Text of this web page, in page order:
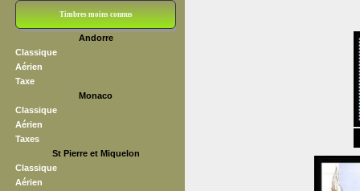
Timbres moins connus
Andorre
Classique
Aérien
Taxe
Monaco
Classique
Aérien
Taxes
St Pierre et Miquelon
Classique
Aérien